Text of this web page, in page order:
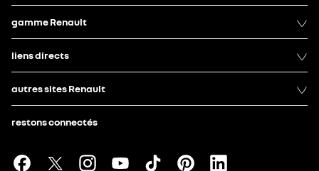
gamme Renault
liens directs
autres sites Renault
restons connectés